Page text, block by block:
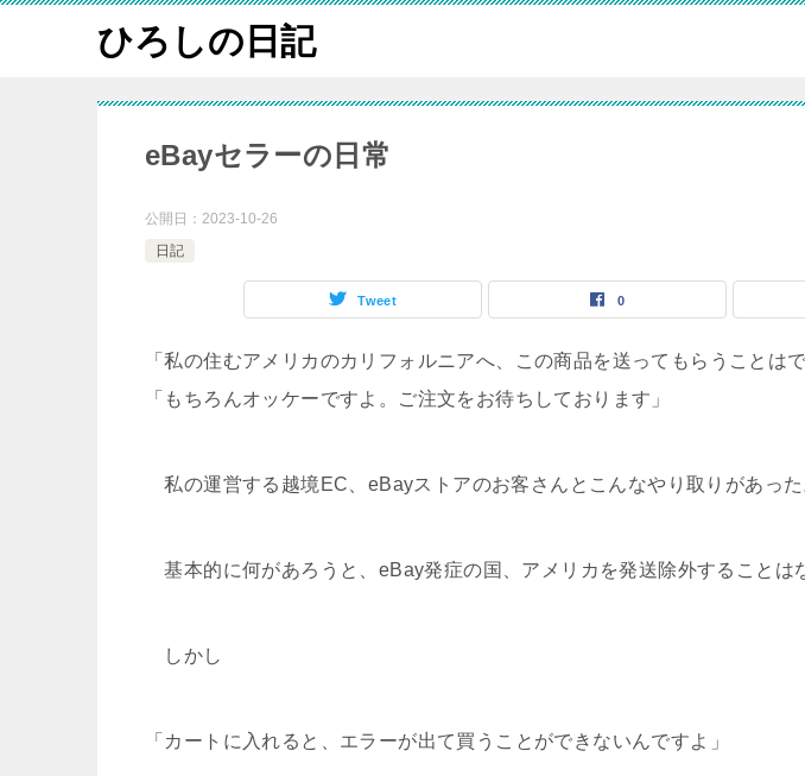
ひろしの日記
eBayセラーの日常
公開日： 2023-10-26
日記
Tweet 0
「私の住むアメリカのカリフォルニアへ、この商品を送ってもらうことは
「もちろんオッケーですよ。ご注文をお待ちしております」
私の運営する越境EC、eBayストアのお客さんとこんなやり取りがあった
基本的に何があろうと、eBay発症の国、アメリカを発送除外することは
しかし
「カートに入れると、エラーが出て買うことができないんですよ」